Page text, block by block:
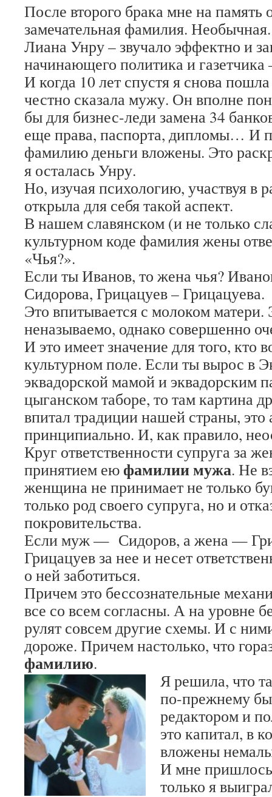
После второго брака мне на память
замечательная фамилия.
Лиана Унру – звучало эффектно и
начинающего политика и газетчика
И когда 10 лет спустя я снова
честно сказала мужу. Он вполне
бы для бизнес-леди замена 34
еще права, паспорта, дипломы… И
фамилию деньги вложены. Это
я осталась Унру.
Но, изучая психологию, участвуя в
открыла для себя такой аспект.
В нашем славянском (и не только
культурном коде фамилия жены
«Чья?».
Если ты Иванов, то жена чья?
Сидорова, Грицацуев – Грицацуева.
Это впитывается с молоком матери.
неназываемо, однако совершенно
И это имеет значение для того, кто
культурном поле. Если ты вырос в
эквадорской мамой и эквадорским
цыганском таборе, то там картина
впитал традиции нашей страны, это
принципиально. И, как правило,
Круг ответственности супруга за
принятием ею фамилии мужа. Не
женщина не принимает не только
только род своего супруга, но и
покровительства.
Если муж — Сидоров, а жена —
Грицацуев за нее и несет
о ней заботиться.
Причем это бессознательные
все со всем согласны. А на уровне
рулят совсем другие схемы. И с
дороже. Причем настолько, что
фамилию.
Я решила, что
по-прежнему
редактором и
это капитал, в
вложены
И мне
только я